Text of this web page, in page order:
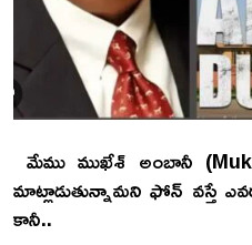
మేము ముఖేశ్ అంబానీ
మాట్లాడుతున్నామని ఫోన్ వస్తే
కానీ..